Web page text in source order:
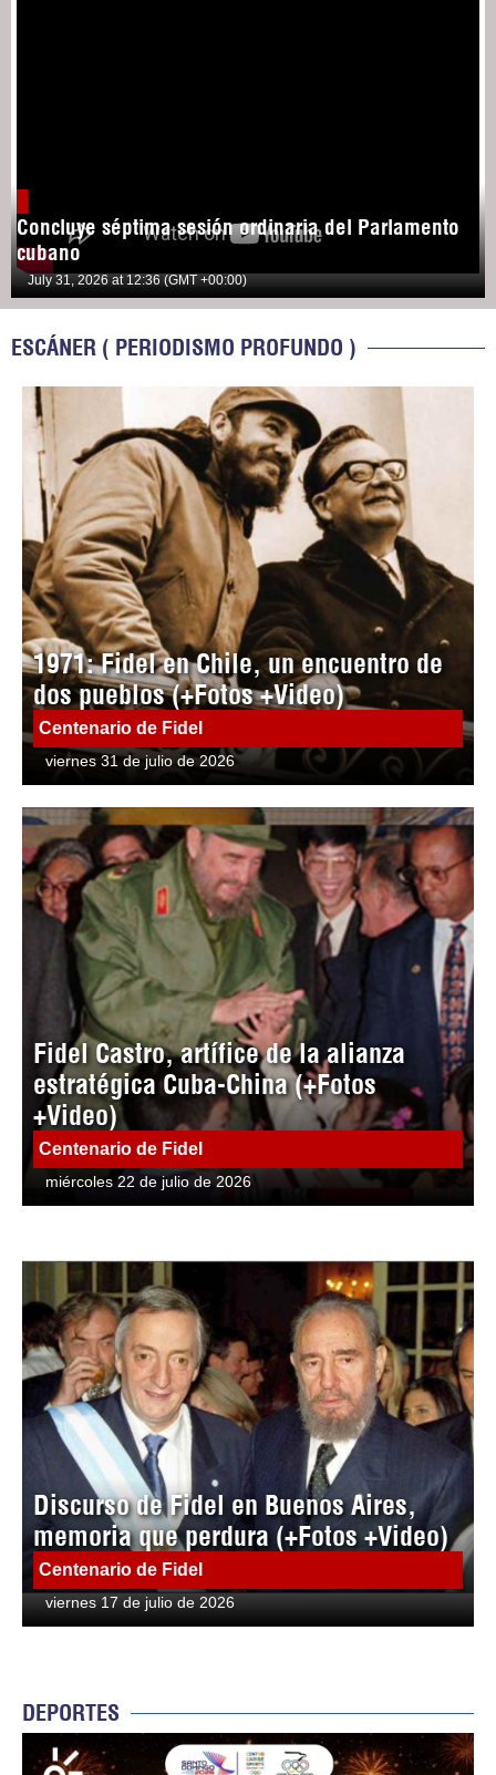
Concluye séptima sesión ordinaria del Parlamento
cubano
July 31, 2026 at 12:36 (GMT +00:00)
ESCÁNER ( PERIODISMO PROFUNDO )
1971: Fidel en Chile, un encuentro de
dos pueblos (+Fotos +Video)
Centenario de Fidel
viernes 31 de julio de 2026
Fidel Castro, artífice de la alianza
estratégica Cuba-China (+Fotos
+Video)
Centenario de Fidel
miércoles 22 de julio de 2026
Discurso de Fidel en Buenos Aires,
memoria que perdura (+Fotos +Video)
Centenario de Fidel
viernes 17 de julio de 2026
DEPORTES